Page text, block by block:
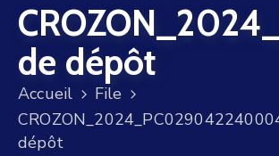
VIE
LOCALE
VIE
SOCIALE
TERRE
de dépôt
Accueil
File
dépôt